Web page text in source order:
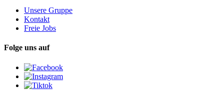
Unsere Gruppe
Kontakt
Freie Jobs
Folge uns auf